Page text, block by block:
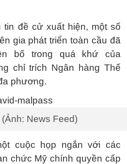
tin đề cử xuất hiện, một số
gia phát triển toàn cầu đã
bố trong quá khứ của
chỉ trích Ngân hàng Thế
phương.
News Feed)
cuộc họp ngắn với các
chức Mỹ chính quyền cấp